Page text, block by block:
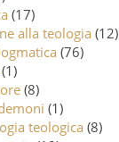
(17)
alla teologia (12)
(76)
(1)
(8)
(1)
teologica (8)